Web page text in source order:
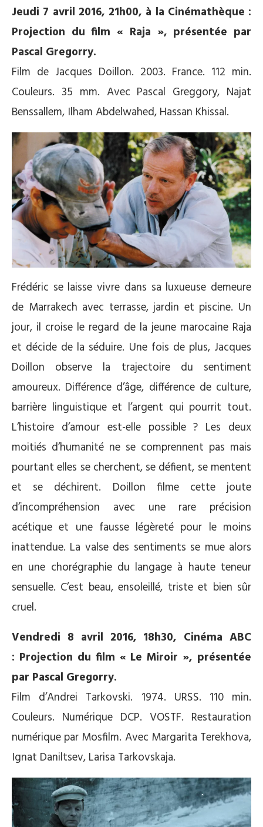
Jeudi 7 avril 2016, 21h00, à la Cinémathèque :
Projection du film « Raja », présentée par
Pascal Gregorry.
Film de Jacques Doillon. 2003. France. 112 min.
Couleurs. 35 mm. Avec Pascal Greggory, Najat
Benssallem, Ilham Abdelwahed, Hassan Khissal.
Frédéric se laisse vivre dans sa luxueuse demeure
de Marrakech avec terrasse, jardin et piscine. Un
jour, il croise le regard de la jeune marocaine Raja
et décide de la séduire. Une fois de plus, Jacques
Doillon observe la trajectoire du sentiment
amoureux. Différence d’âge, différence de culture,
barrière linguistique et l’argent qui pourrit tout.
L’histoire d’amour est-elle possible ? Les deux
moitiés d’humanité ne se comprennent pas mais
pourtant elles se cherchent, se défient, se mentent
et se déchirent. Doillon filme cette joute
d’incompréhension avec une rare précision
acétique et une fausse légèreté pour le moins
inattendue. La valse des sentiments se mue alors
en une chorégraphie du langage à haute teneur
sensuelle. C’est beau, ensoleillé, triste et bien sûr
cruel.
Vendredi 8 avril 2016, 18h30, Cinéma ABC
: Projection du film « Le Miroir », présentée
par Pascal Gregorry.
Film d’Andrei Tarkovski. 1974. URSS. 110 min.
Couleurs. Numérique DCP. VOSTF. Restauration
numérique par Mosfilm. Avec Margarita Terekhova,
Ignat Daniltsev, Larisa Tarkovskaja.